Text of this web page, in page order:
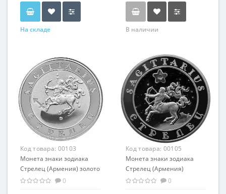
На складе В наличии
Код товара: 00103
Монета знаки зодиака
Стрелец (Армения) золото
7.74 гр - оригинальный
0
Код товара: 00105
Монета знаки зодиака
Стрелец (Армения)
серебро 28,28 гр -
0